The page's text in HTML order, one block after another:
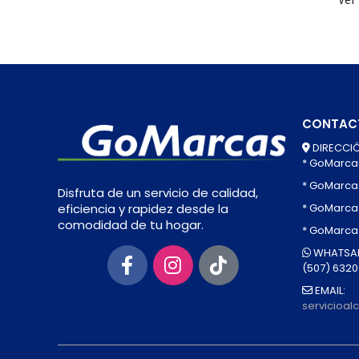
Disfruta de un servicio de calidad,
eficiencia y rapidez desde la
comodidad de tu hogar.
*
*
*
*
(507)
EMAIL: